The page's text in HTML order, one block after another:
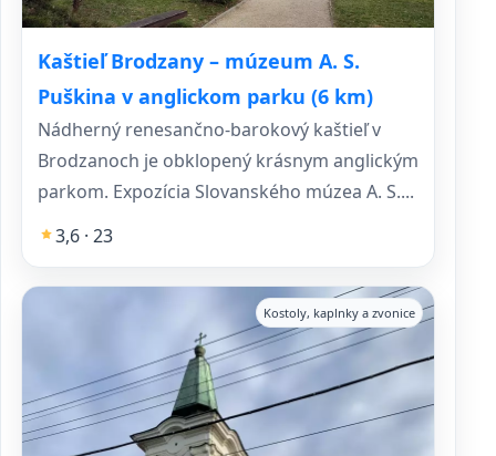
Kaštieľ Brodzany – múzeum A. S.
Puškina v anglickom parku (6 km)
Nádherný renesančno-barokový kaštieľ v
Brodzanoch je obklopený krásnym anglickým
parkom. Expozícia Slovanského múzea A. S....
3,6 · 23
Kostoly, kaplnky a zvonice